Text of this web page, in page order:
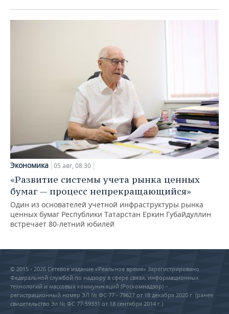
Экономика 05 авг, 08:30
«Развитие системы учета рынка ценных
бумаг — процесс непрекращающийся»
Один из основателей учетной инфраструктуры рынка
ценных бумаг Республики Татарстан Еркин Губайдуллин
встречает 80-летний юбилей
© 2015 - 2026 Сетевое издание «Реальное время» Зарегистрировано
Федеральной службой по надзору в сфере связи, информационных
технологий и массовых коммуникаций (Роскомнадзор) –
регистрационный номер ЭЛ № ФС 77 - 79627 от 18 декабря 2020 г. (ранее
свидетельство Эл № ФС 77-59331 от 18 сентября 2014 г.)